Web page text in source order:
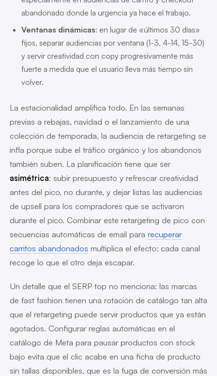
abandonado donde la urgencia ya hace el trabajo.
Ventanas dinámicas: en lugar de «últimos 30 días»
fijos, separar audiencias por ventana (1-3, 4-14, 15-30)
y servir creatividad con copy progresivamente más
fuerte a medida que el usuario lleva más tiempo sin
volver.
La estacionalidad amplifica todo. En las semanas
previas a rebajas, navidad o el lanzamiento de una
colección de temporada, la audiencia de retargeting se
infla porque sube el tráfico orgánico y los abandonos
también suben. La planificación tiene que ser
asimétrica: subir presupuesto y refrescar creatividad
antes del pico, no durante, y dejar listas las audiencias
de upsell para los compradores que se activaron
durante el pico. Combinar este retargeting de pico con
secuencias automáticas de email para recuperar
carritos abandonados multiplica el efecto: cada canal
recoge lo que el otro deja escapar.
Un detalle que el SERP top no menciona: las marcas
de fast fashion tienen una rotación de catálogo tan alta
que el retargeting puede servir productos que ya están
agotados. Configurar reglas automáticas en el
catálogo de Meta para pausar productos con stock
bajo evita que el clic acabe en una ficha de producto
sin tallas disponibles, que es la fuga de conversión más